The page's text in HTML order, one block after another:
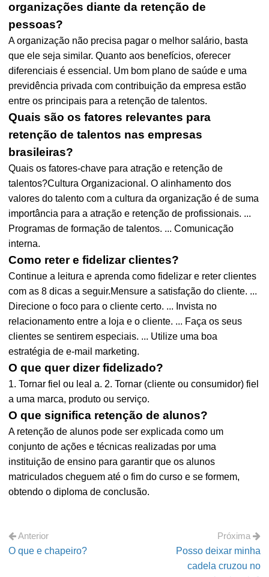
organizações diante da retenção de
pessoas?
A organização não precisa pagar o melhor salário, basta
que ele seja similar. Quanto aos benefícios, oferecer
diferenciais é essencial. Um bom plano de saúde e uma
previdência privada com contribuição da empresa estão
entre os principais para a retenção de talentos.
Quais são os fatores relevantes para
retenção de talentos nas empresas
brasileiras?
Quais os fatores-chave para atração e retenção de
talentos?Cultura Organizacional. O alinhamento dos
valores do talento com a cultura da organização é de suma
importância para a atração e retenção de profissionais. ...
Programas de formação de talentos. ... Comunicação
interna.
Como reter e fidelizar clientes?
Continue a leitura e aprenda como fidelizar e reter clientes
com as 8 dicas a seguir.Mensure a satisfação do cliente. ...
Direcione o foco para o cliente certo. ... Invista no
relacionamento entre a loja e o cliente. ... Faça os seus
clientes se sentirem especiais. ... Utilize uma boa
estratégia de e-mail marketing.
O que quer dizer fidelizado?
1. Tornar fiel ou leal a. 2. Tornar (cliente ou consumidor) fiel
a uma marca, produto ou serviço.
O que significa retenção de alunos?
A retenção de alunos pode ser explicada como um
conjunto de ações e técnicas realizadas por uma
instituição de ensino para garantir que os alunos
matriculados cheguem até o fim do curso e se formem,
obtendo o diploma de conclusão.
Anterior
O que e chapeiro?
Próxima
Posso deixar minha
cadela cruzou no